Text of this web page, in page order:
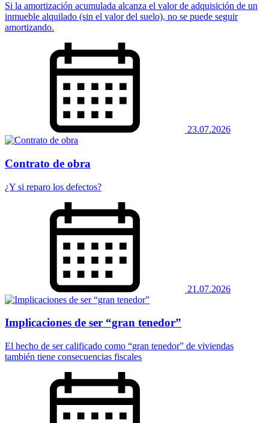
Si la amortización acumulada alcanza el valor de adquisición de un
inmueble alquilado (sin el valor del suelo), no se puede seguir
amortizando.
23.07.2026
Contrato de obra
¿Y si reparo los defectos?
21.07.2026
Implicaciones de ser “gran tenedor”
El hecho de ser calificado como “gran tenedor” de viviendas
también tiene consecuencias fiscales